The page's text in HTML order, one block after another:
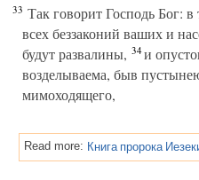
33 Так говорит Господь Бог: в
всех беззаконий ваших и
будут развалины, 34и
возделываема, быв
мимоходящего,
Read more: